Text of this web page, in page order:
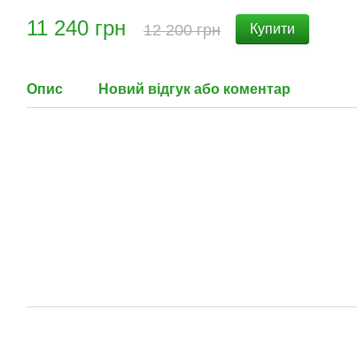
11 240 грн 12 200 грн Купити
Опис Новий відгук або коментар